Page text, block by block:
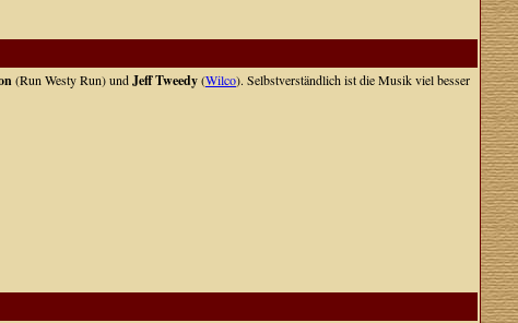
(Run Westy Run) undJeff Tweedy(Wilco). Selbstverständlich ist die Musik viel besser